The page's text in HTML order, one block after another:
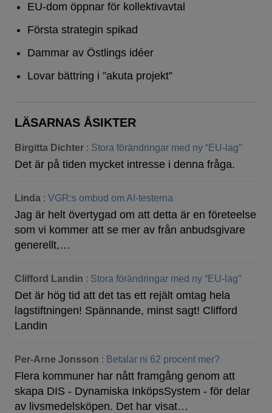
EU-dom öppnar för kollektivavtal
Första strategin spikad
Dammar av Östlings idéer
Lovar bättring i ”akuta projekt”
LÄSARNAS ÅSIKTER
Birgitta Dichter : Stora förändringar med ny “EU-lag”
Det är på tiden mycket intresse i denna fråga.
Linda : VGR:s ombud om AI-testerna
Jag är helt övertygad om att detta är en företeelse
som vi kommer att se mer av från anbudsgivare
generellt,…
Clifford Landin : Stora förändringar med ny “EU-lag”
Det är hög tid att det tas ett rejält omtag hela
lagstiftningen! Spännande, minst sagt! Clifford
Landin
Per-Arne Jonsson : Betalar ni 62 procent mer?
Flera kommuner har nått framgång genom att
skapa DIS - Dynamiska InköpsSystem - för delar
av livsmedelsköpen. Det har visat…